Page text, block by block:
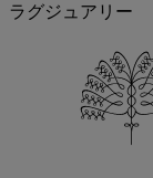
ラグジュアリー